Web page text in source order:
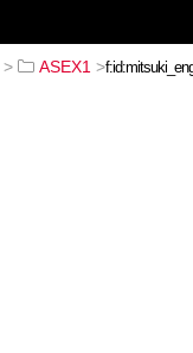
> ASEX1 >